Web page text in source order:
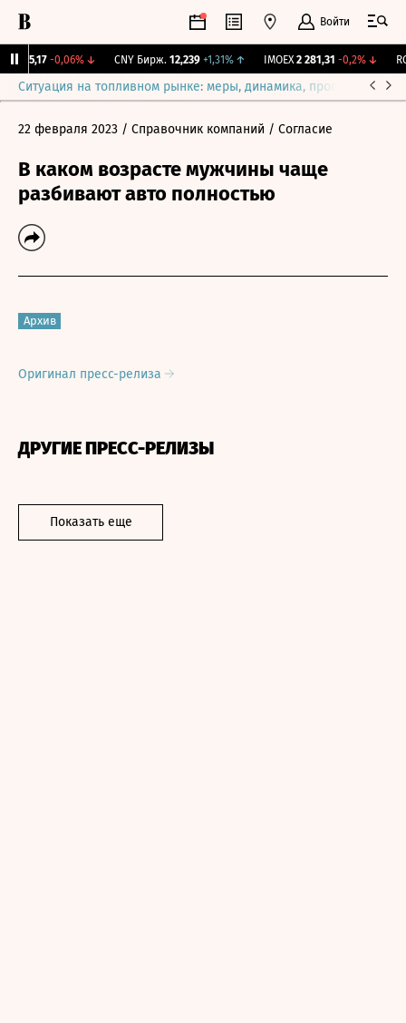
Войти
115,17 -0,06%↓ CNY Бирж. 12,239 +1,31% ↑ IMOEX 2 281,31 -0,2%↓
Ситуация на топливном рынке: меры, динамика, прогнозы
22 февраля 2023 / Справочник компаний / Согласие
В каком возрасте мужчины чаще
разбивают авто полностью
Архив
Оригинал пресс-релиза
ДРУГИЕ ПРЕСС-РЕЛИЗЫ
Показать еще